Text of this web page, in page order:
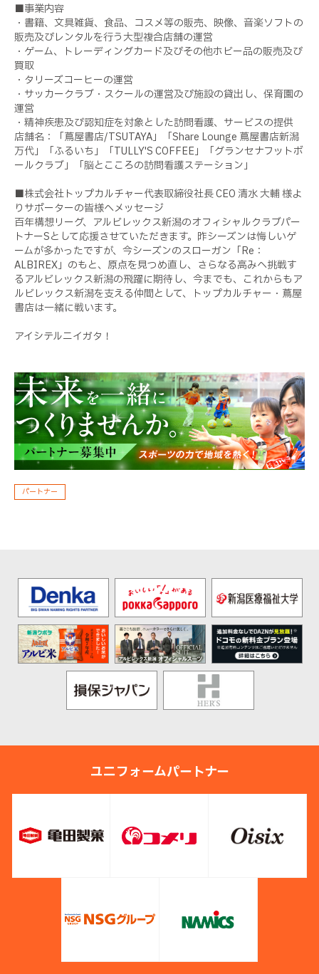
■事業内容
・書籍、文具雑貨、食品、コスメ等の販売、映像、音楽ソフトの
販売及びレンタルを行う大型複合店舗の運営
・ゲーム、トレーディングカード及びその他ホビー品の販売及び
買取
・タリーズコーヒーの運営
・サッカークラブ・スクールの運営及び施設の貸出し、保育園の
運営
・精神疾患及び認知症を対象とした訪問看護、サービスの提供
店舗名：「蔦屋書店/TSUTAYA」「Share Lounge 蔦屋書店新潟
万代」「ふるいち」「TULLY'S COFFEE」「グランセナフットボ
ールクラブ」「脳とこころの訪問看護ステーション」
■株式会社トップカルチャー代表取締役社長 CEO 清水 大輔 様よ
りサポーターの皆様へメッセージ
百年構想リーグ、アルビレックス新潟のオフィシャルクラブパー
トナーSとして応援させていただきます。昨シーズンは悔しいゲ
ームが多かったですが、今シーズンのスローガン「Re：
ALBIREX」のもと、原点を見つめ直し、さらなる高みへ挑戦す
るアルビレックス新潟の飛躍に期待し、今までも、これからもア
ルビレックス新潟を支える仲間として、トップカルチャー・蔦屋
書店は一緒に戦います。
アイシテルニイガタ！
パートナー
ユニフォームパートナー